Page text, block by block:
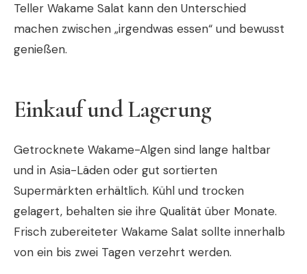
Teller Wakame Salat kann den Unterschied
machen zwischen „irgendwas essen“ und bewusst
genießen.
Einkauf und Lagerung
Getrocknete Wakame-Algen sind lange haltbar
und in Asia-Läden oder gut sortierten
Supermärkten erhältlich. Kühl und trocken
gelagert, behalten sie ihre Qualität über Monate.
Frisch zubereiteter Wakame Salat sollte innerhalb
von ein bis zwei Tagen verzehrt werden.